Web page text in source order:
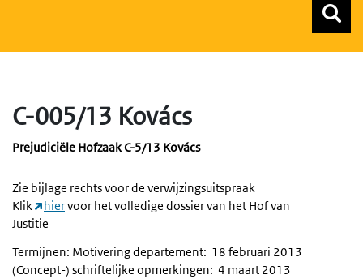
C-005/13 Kovács
Prejudiciële Hofzaak C-5/13 Kovács
Zie bijlage rechts voor de verwijzingsuitspraak
Klik
hiervoor het volledige dossier van het Hof van
Justitie
Termijnen: Motivering departement: 18 februari 2013
(Concept-) schriftelijke opmerkingen: 4 maart 2013